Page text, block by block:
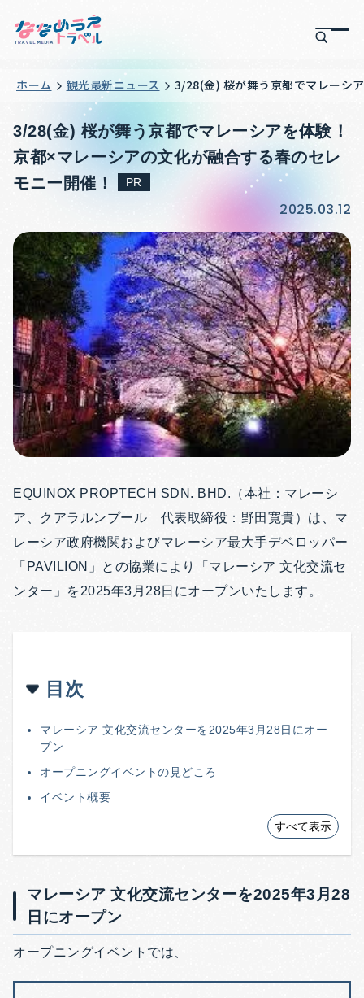
ホーム 観光最新ニュース 3/28(金) 桜が舞う京都でマレーシ
3/28(金) 桜が舞う京都でマレーシアを体験！
京都×マレーシアの文化が融合する春のセレ
モニー開催！
PR
2025.03.12
EQUINOX PROPTECH SDN. BHD.（本社：マレーシ
ア、クアラルンプール 代表取締役：野田寛貴）は、マ
レーシア政府機関およびマレーシア最大手デベロッパー
「PAVILION」との協業により「マレーシア 文化交流セ
ンター」を2025年3月28日にオープンいたします。
目次
マレーシア 文化交流センターを2025年3月28日にオー
プン
オープニングイベントの見どころ
イベント概要
すべて表示
マレーシア 文化交流センターを2025年3月28
日にオープン
オープニングイベントでは、